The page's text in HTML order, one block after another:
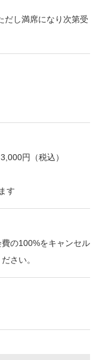
し満席になり次第受
円（税込）
す
の100%をキャンセル
さい。